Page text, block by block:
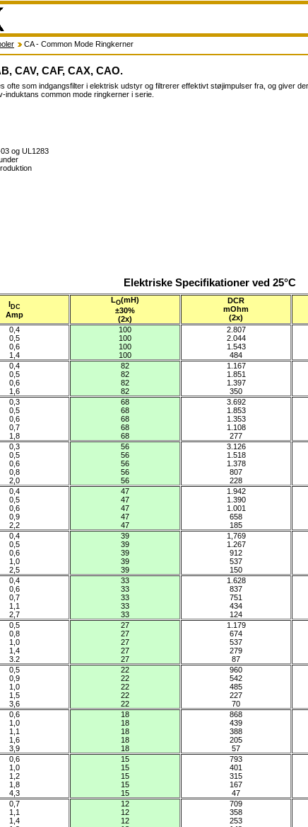
CA - Common Mode Ringkerner
CAV, CAF, CAX, CAO.
ofte som indgangsfilter i elektrisk udstyr og filtrerer effektivt støjimpulser fra, og giver
common mode ringkerner i serie.
og UL1283
Elektriske Specifikationer ved 25°C
IDC
Amp
LO(mH)
±30%
(2x)
DCR
mOhm
(2x)
0,4
0,5
0,6
1,4
100
100
100
100
2.807
2.044
1.543
484
0,4
0,5
0,6
1,6
82
82
82
82
1.167
1.851
1.397
350
0,3
0,5
0,6
0,7
1,8
68
68
68
68
68
3.692
1.853
1.353
1.108
277
0,3
0,5
0,6
0,8
2,0
56
56
56
56
56
3.126
1.518
1.378
807
228
0,4
0,5
0,6
0,9
2,2
47
47
47
47
47
1.942
1.390
1.001
658
185
0,4
0,5
0,6
1,0
2,5
39
39
39
39
39
1,769
1.267
912
537
150
0,4
0,6
0,7
1,1
2,7
33
33
33
33
33
1.628
837
751
434
124
0,5
0,8
1,0
1,4
3.2
27
27
27
27
27
1.179
674
537
279
87
0,5
0,9
1,0
1,5
3,6
22
22
22
22
22
960
542
485
227
70
0,6
1,0
1,1
1,6
3,9
18
18
18
18
18
868
439
388
205
57
0,6
1,0
1,2
1,8
4,3
15
15
15
15
15
793
401
315
167
47
0,7
1,1
1,4
12
12
12
709
358
253